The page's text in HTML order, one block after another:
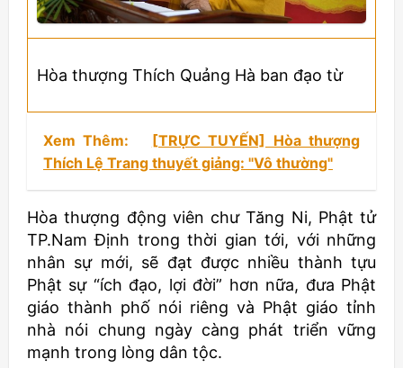
Hòa thượng Thích Quảng Hà ban đạo từ
Xem Thêm:
[TRỰC TUYẾN] Hòa thượng
Thích Lệ Trang thuyết giảng: "Vô thường"
Hòa thượng động viên chư Tăng Ni, Phật tử
TP.Nam Định trong thời gian tới, với những
nhân sự mới, sẽ đạt được nhiều thành tựu
Phật sự “ích đạo, lợi đời” hơn nữa, đưa Phật
giáo thành phố nói riêng và Phật giáo tỉnh
nhà nói chung ngày càng phát triển vững
mạnh trong lòng dân tộc.